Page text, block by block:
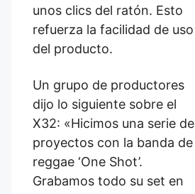
unos clics del ratón. Esto
refuerza la facilidad de uso
del producto.
Un grupo de productores
dijo lo siguiente sobre el
X32: «Hicimos una serie de
proyectos con la banda de
reggae ‘One Shot’.
Grabamos todo su set en